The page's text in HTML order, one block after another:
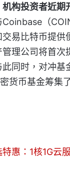
机构投资者近期
Coinbase（
易比特币提供
理公司将首次
同时，对冲基
货币基金筹集
惠：1核1G云